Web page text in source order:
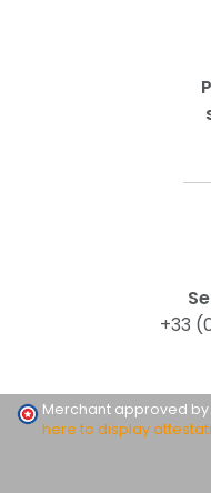
+33
Merchant approved
here to display